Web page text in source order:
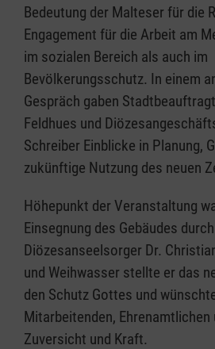
Bedeutung der Malteser für die
Engagement für die Arbeit am
im sozialen Bereich als auch im
Bevölkerungsschutz. In einem
Gespräch gaben
Feldhues und
Schreiber Einblicke in Planung,
zukünftige Nutzung des neuen
Höhepunkt der Veranstaltung
Einsegnung des Gebäudes durch
Diözesanseelsorger Dr.
und Weihwasser stellte er das
den Schutz Gottes und
Mitarbeitenden,
Zuversicht und Kraft.